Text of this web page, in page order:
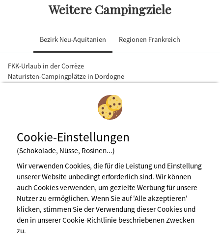
Weitere Campingziele
Bezirk Neu-Aquitanien Regionen Frankreich
FKK-Urlaub in der Corrèze
Naturisten-Campingplätze in Dordogne
Newsletter abonnieren
Cookie-Einstellungen
(Schokolade, Nüsse, Rosinen...)
Wir verwenden Cookies, die für die Leistung und Einstellung
unserer Website unbedingt erforderlich sind. Wir können
auch Cookies verwenden, um gezielte Werbung für unsere
Nutzer zu ermöglichen. Wenn Sie auf 'Alle akzeptieren'
klicken, stimmen Sie der Verwendung dieser Cookies und
den in unserer Cookie-Richtlinie beschriebenen Zwecken
zu.